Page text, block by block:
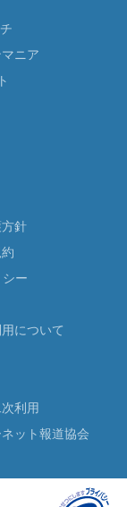
ニア
針
ー
について
利用
ット報道協会